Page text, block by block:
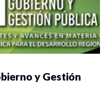
y Gestión